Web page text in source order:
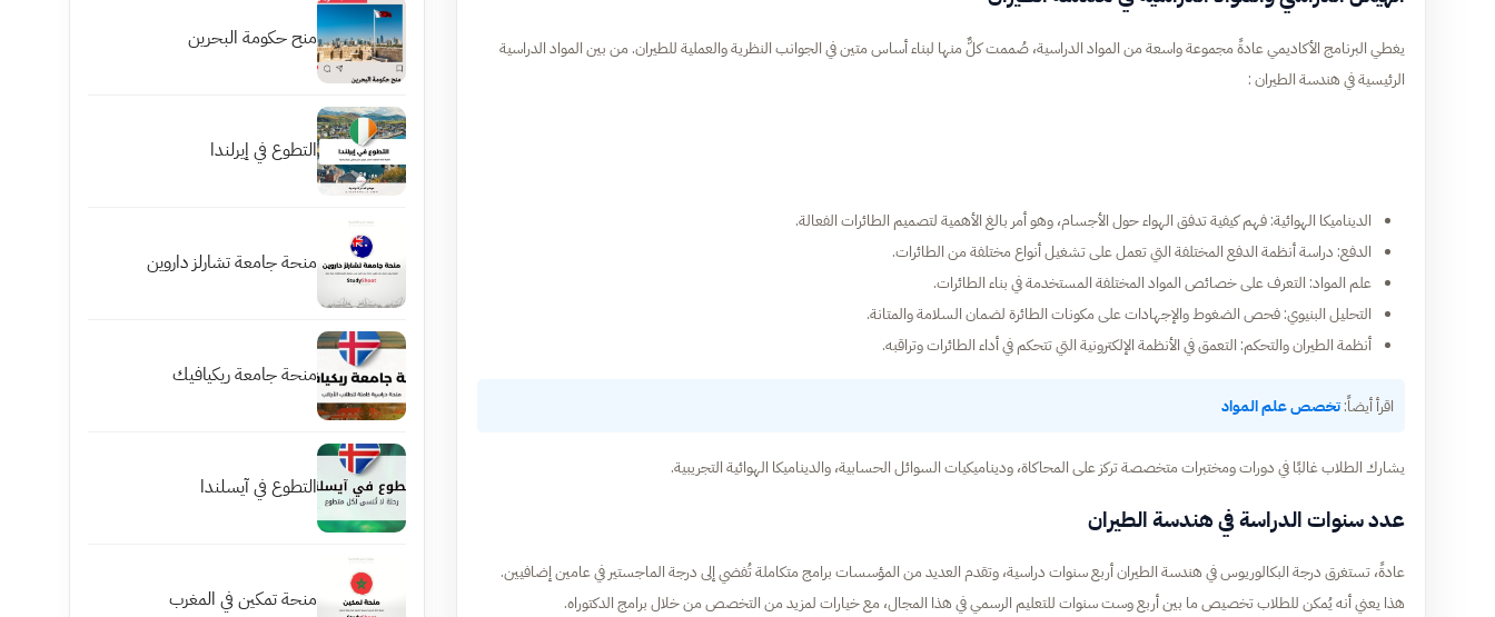
يغطي البرنامج الأكاديمي عادةً مجموعة واسعة من المواد الدراسية، صُممت كلٌّ منها لبناء أساس متين في الجوانب النظرية والعملية للطيران. من بين المواد الدراسية
الرئيسية في هندسة الطيران :
الديناميكا الهوائية: فهم كيفية تدفق الهواء حول الأجسام، وهو أمر بالغ الأهمية لتصميم الطائرات الفعالة.
الدفع: دراسة أنظمة الدفع المختلفة التي تعمل على تشغيل أنواع مختلفة من الطائرات.
علم المواد: التعرف على خصائص المواد المختلفة المستخدمة في بناء الطائرات.
التحليل البنيوي: فحص الضغوط والإجهادات على مكونات الطائرة لضمان السلامة والمتانة.
أنظمة الطيران والتحكم: التعمق في الأنظمة الإلكترونية التي تتحكم في أداء الطائرات وتراقبه.
اقرأ أيضاً:تخصص علم المواد
يشارك الطلاب غالبًا في دورات ومختبرات متخصصة تركز على المحاكاة، وديناميكيات السوائل الحسابية، والديناميكا الهوائية التجريبية.
عدد سنوات الدراسة في هندسة الطيران
عادةً، تستغرق درجة البكالوريوس في هندسة الطيران أربع سنوات دراسية، وتقدم العديد من المؤسسات برامج متكاملة تُفضي إلى درجة الماجستير في عامين إضافيين.
هذا يعني أنه يُمكن للطلاب تخصيص ما بين أربع وست سنوات للتعليم الرسمي في هذا المجال، مع خيارات لمزيد من التخصص من خلال برامج الدكتوراه.
منح حكومة البحرين
التطوع في إيرلندا
منحة جامعة تشارلز داروين
منحة جامعة ريكيافيك
التطوع في آيسلندا
منحة تمكين في المغرب